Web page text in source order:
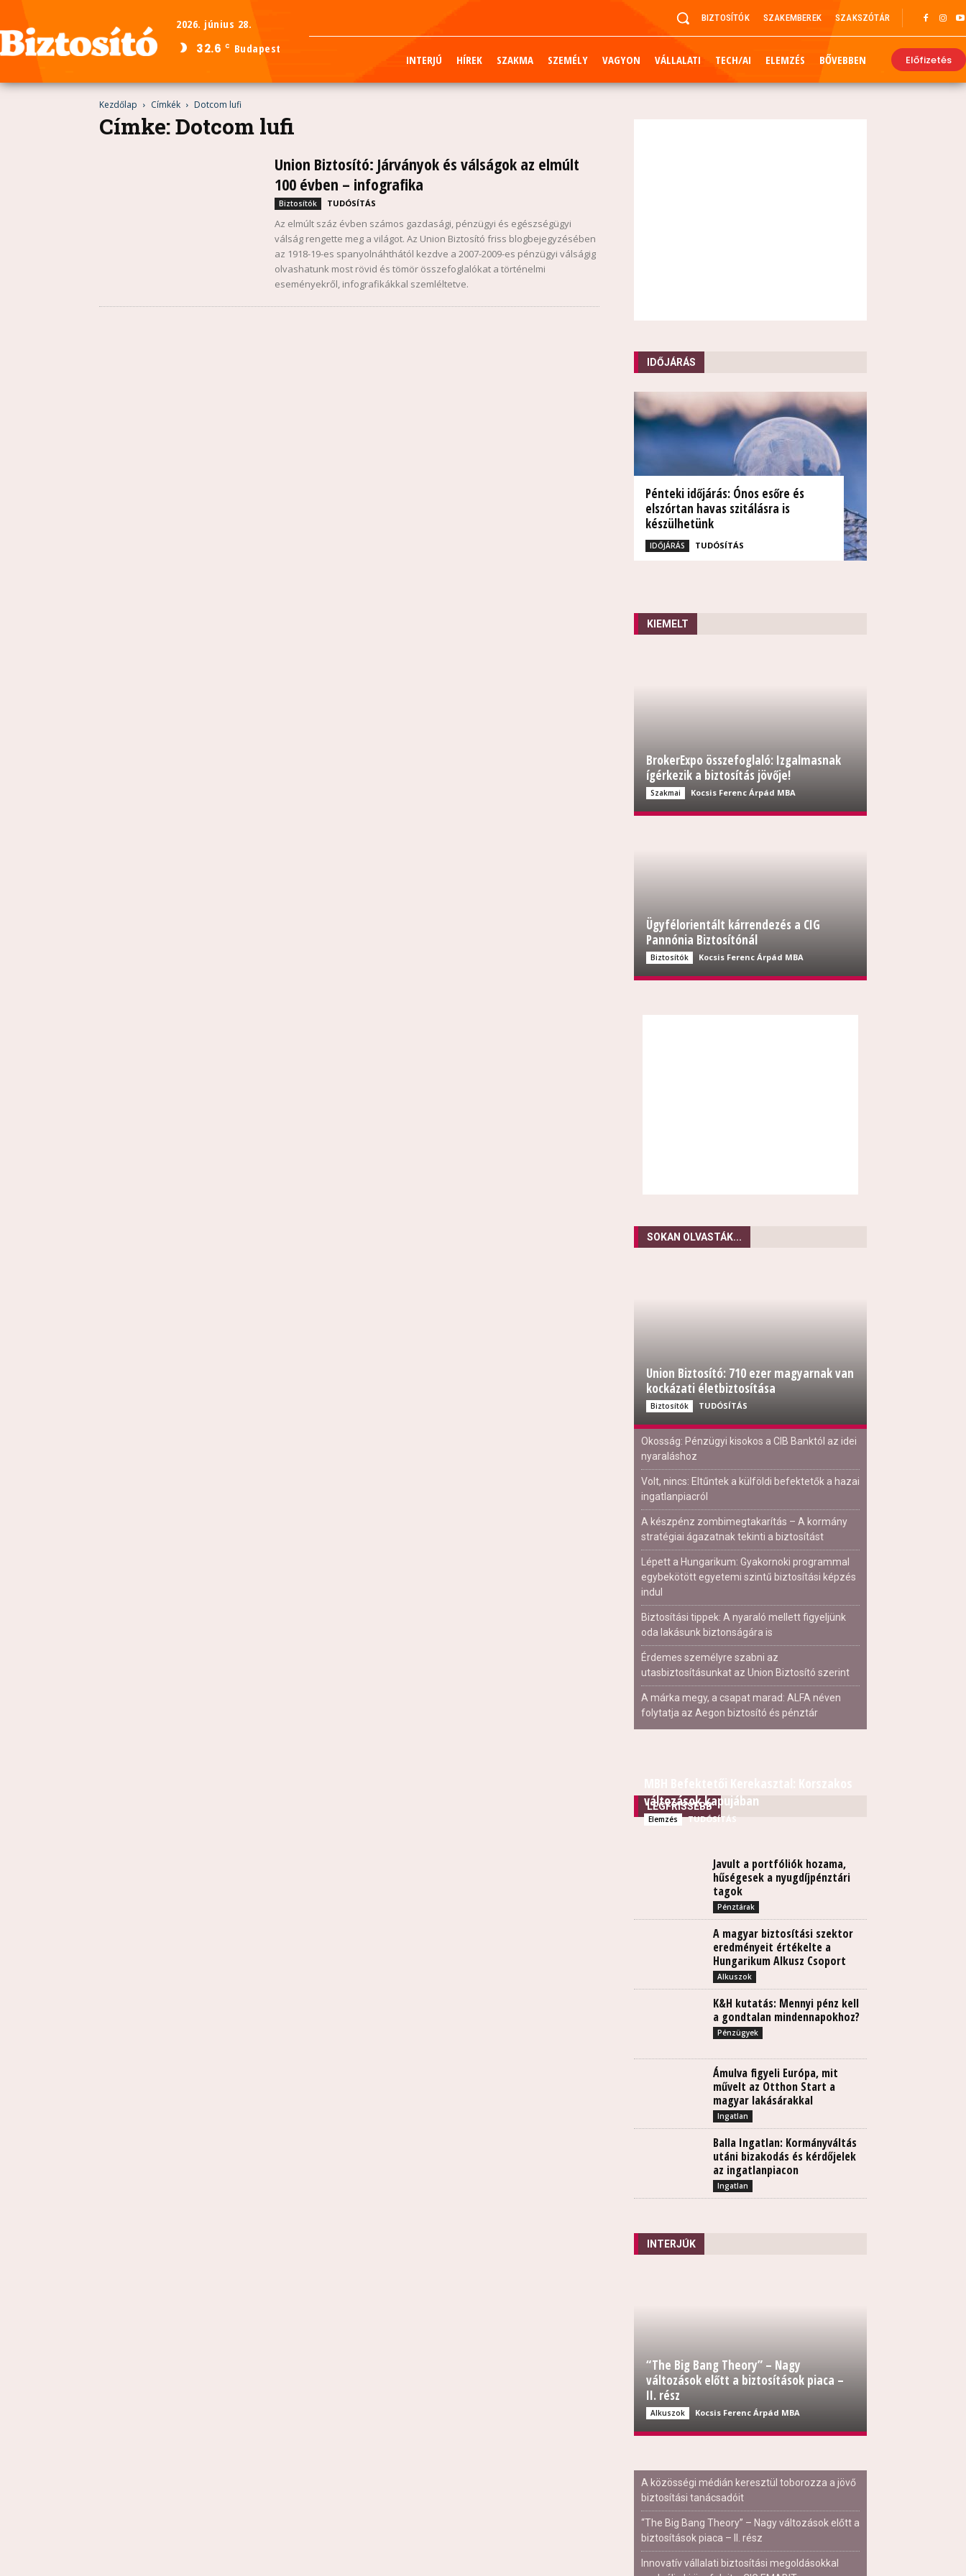
2026. június 28.
32.6 C Budapest
BIZTOSÍTÓK SZAKEMBEREK SZAKSZÓTÁR
INTERJÚ HÍREK SZAKMA SZEMÉLY VAGYON VÁLLALATI TECH/AI ELEMZÉS BŐVEBBEN Előfizetés
Kezdőlap Címkék Dotcom lufi
Címke: Dotcom lufi
Union Biztosító: Járványok és válságok az elmúlt
100 évben – infografika
Biztosítók TUDÓSÍTÁS
Az elmúlt száz évben számos gazdasági, pénzügyi és egészségügyi
válság rengette meg a világot. Az Union Biztosító friss blogbejegyzésében
az 1918-19-es spanyolnáhthától kezdve a 2007-2009-es pénzügyi válságig
olvashatunk most rövid és tömör összefoglalókat a történelmi
eseményekről, infografikákkal szemléltetve.
IDŐJÁRÁS
Pénteki időjárás: Ónos esőre és
elszórtan havas szitálásra is
készülhetünk
IDŐJÁRÁS TUDÓSÍTÁS
KIEMELT
BrokerExpo összefoglaló: Izgalmasnak
ígérkezik a biztosítás jövője!
Szakmai Kocsis Ferenc Árpád MBA
Ügyfélorientált kárrendezés a CIG
Pannónia Biztosítónál
Biztosítók Kocsis Ferenc Árpád MBA
SOKAN OLVASTÁK...
Union Biztosító: 710 ezer magyarnak van
kockázati életbiztosítása
Biztosítók TUDÓSÍTÁS
Okosság: Pénzügyi kisokos a CIB Banktól az idei
nyaraláshoz
Volt, nincs: Eltűntek a külföldi befektetők a hazai
ingatlanpiacról
A készpénz zombimegtakarítás – A kormány
stratégiai ágazatnak tekinti a biztosítást
Lépett a Hungarikum: Gyakornoki programmal
egybekötött egyetemi szintű biztosítási képzés
indul
Biztosítási tippek: A nyaraló mellett figyeljünk
oda lakásunk biztonságára is
Érdemes személyre szabni az
utasbiztosításunkat az Union Biztosító szerint
A márka megy, a csapat marad: ALFA néven
folytatja az Aegon biztosító és pénztár
LEGFRISSEBB
változások kapujában
Elemzés TUDÓSÍTÁS
Javult a portfóliók hozama,
hűségesek a nyugdíjpénztári
tagok
Pénztárak
A magyar biztosítási szektor
eredményeit értékelte a
Hungarikum Alkusz Csoport
Alkuszok
K&H kutatás: Mennyi pénz kell
a gondtalan mindennapokhoz?
Pénzügyek
Ámulva figyeli Európa, mit
művelt az Otthon Start a
magyar lakásárakkal
Ingatlan
Balla Ingatlan: Kormányváltás
utáni bizakodás és kérdőjelek
az ingatlanpiacon
Ingatlan
INTERJÚK
“The Big Bang Theory” – Nagy
változások előtt a biztosítások piaca –
II. rész
Alkuszok Kocsis Ferenc Árpád MBA
A közösségi médián keresztül toborozza a jövő
biztosítási tanácsadóit
“The Big Bang Theory” – Nagy változások előtt a
biztosítások piaca – II. rész
Innovatív vállalati biztosítási megoldásokkal